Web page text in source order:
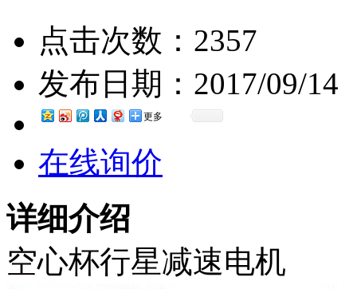
点击次数： 2357
发布日期： 2017/09/14
更多
在线询价
详细介绍
空心杯行星减速电机